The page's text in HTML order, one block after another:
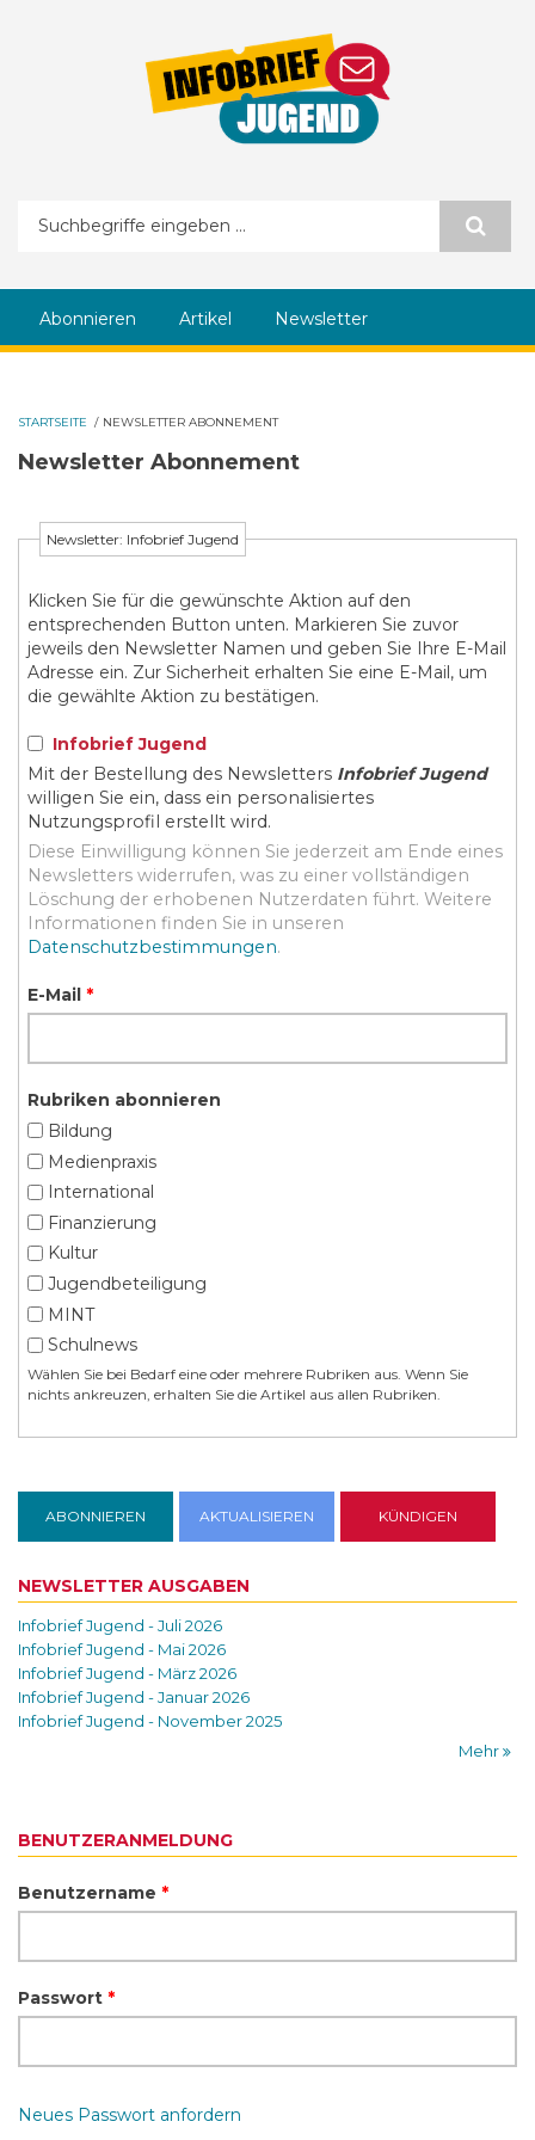
Suchformular
Abonnieren Artikel Newsletter
STARTSEITE / NEWSLETTER ABONNEMENT
Newsletter Abonnement
Newsletter: Infobrief Jugend
Klicken Sie für die gewünschte Aktion auf den
entsprechenden Button unten. Markieren Sie zuvor
jeweils den Newsletter Namen und geben Sie Ihre E-Mail
Adresse ein. Zur Sicherheit erhalten Sie eine E-Mail, um
die gewählte Aktion zu bestätigen.
Infobrief Jugend
Mit der Bestellung des Newsletters Infobrief Jugend
willigen Sie ein, dass ein personalisiertes
Nutzungsprofil erstellt wird.
Diese Einwilligung können Sie jederzeit am Ende eines
Newsletters widerrufen, was zu einer vollständigen
Löschung der erhobenen Nutzerdaten führt. Weitere
Informationen finden Sie in unseren
Datenschutzbestimmungen.
E-Mail *
Rubriken abonnieren
Bildung
Medienpraxis
International
Finanzierung
Kultur
Jugendbeteiligung
MINT
Schulnews
Wählen Sie bei Bedarf eine oder mehrere Rubriken aus. Wenn Sie
nichts ankreuzen, erhalten Sie die Artikel aus allen Rubriken.
NEWSLETTER AUSGABEN
Infobrief Jugend - Juli 2026
Infobrief Jugend - Mai 2026
Infobrief Jugend - März 2026
Infobrief Jugend - Januar 2026
Infobrief Jugend - November 2025
Mehr
BENUTZERANMELDUNG
Benutzername *
Passwort *
Neues Passwort anfordern